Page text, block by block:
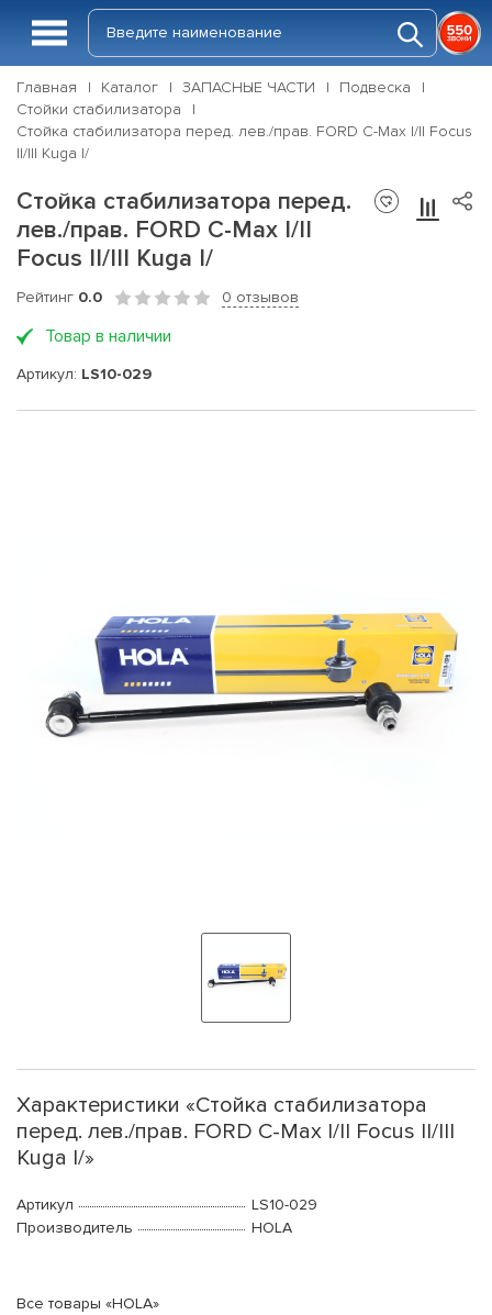
Главная Каталог ЗАПАСНЫЕ ЧАСТИ
Подвеска
Стойки стабилизатора
Стойка стабилизатора перед. лев./прав. FORD C-Max I/II Focus
II/III Kuga I/
Стойка стабилизатора перед.
лев./прав. FORD C-Max I/II
Focus II/III Kuga I/
Рейтинг 0.0 0 отзывов
Товар в наличии
Артикул: LS10-029
Характеристики «Стойка стабилизатора
перед. лев./прав. FORD C-Max I/II Focus II/III
Kuga I/»
Артикул
LS10-029
Производитель
HOLA
Все товары «HOLA»